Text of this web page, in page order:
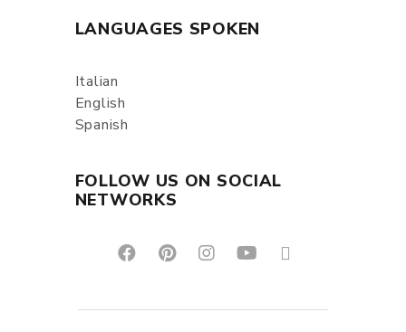
LANGUAGES SPOKEN
Italian
English
Spanish
FOLLOW US ON SOCIAL
NETWORKS